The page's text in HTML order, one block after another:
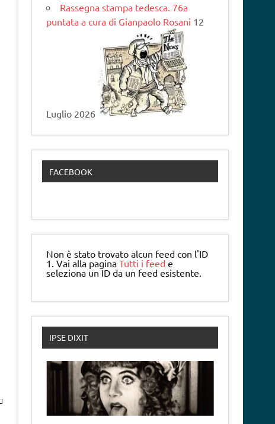
Rassegna stampa tedesca. 76a
puntata a cura di Gianpaolo Rosani 12
Luglio 2026
FACEBOOK
Non è stato trovato alcun feed con l'ID
1. Vai alla paginaTutti i feed e
seleziona un ID da un feed esistente.
IPSE DIXIT